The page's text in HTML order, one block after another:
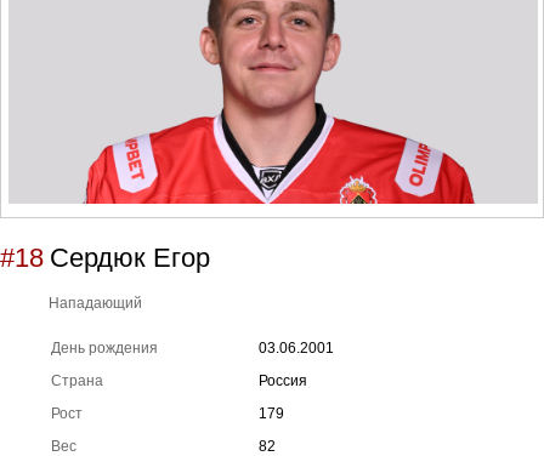
#18 Сердюк Егор
Нападающий
День рождения
Страна
Рост
Вес
03.06.2001
Россия
179
82